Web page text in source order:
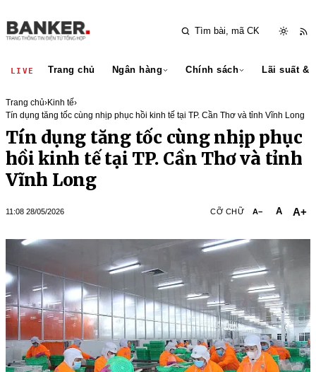
LIVE Trang chủ Ngân hàng Chính sách Lãi suất &
Trang chủ›Kinh tế›
Tín dụng tăng tốc cùng nhịp phục hồi kinh tế tại TP. Cần Thơ và tỉnh Vĩnh Long
Tín dụng tăng tốc cùng nhịp phục
hồi kinh tế tại TP. Cần Thơ và tỉnh
Vĩnh Long
11:08 28/05/2026 CỠ CHỮ A− A A+